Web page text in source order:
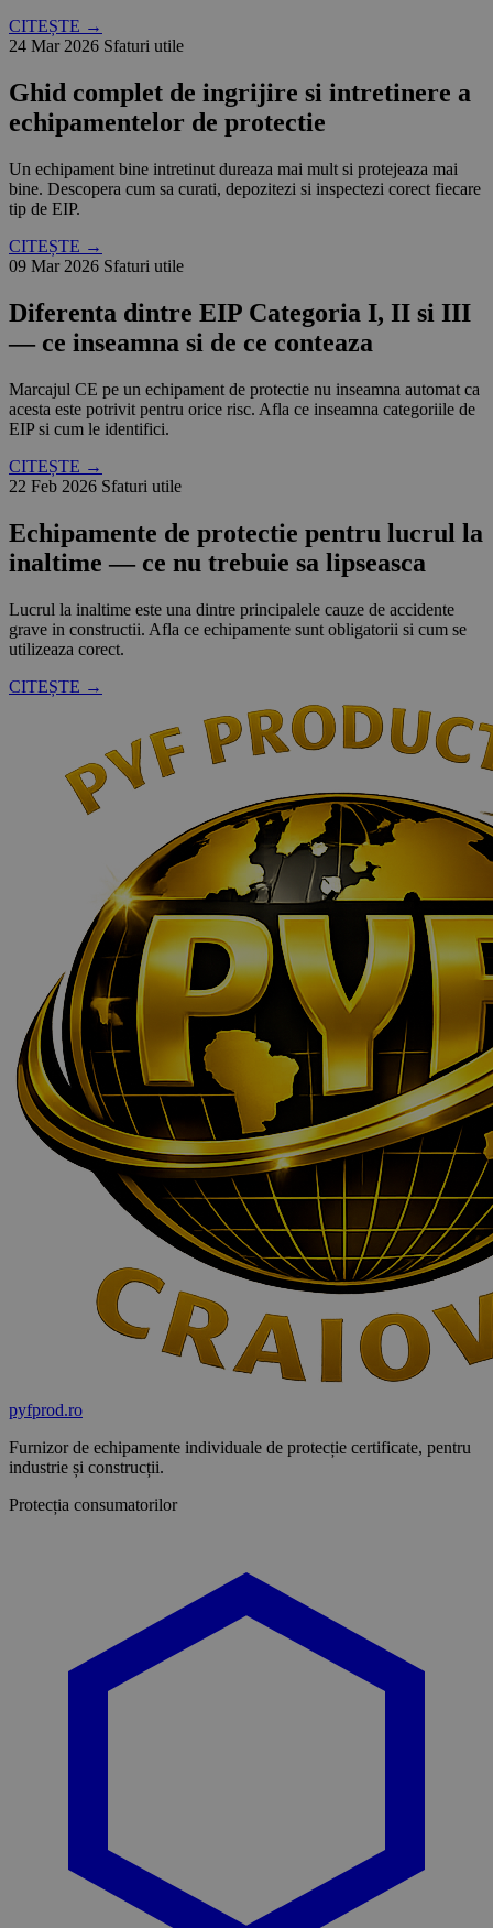
CITEȘTE →
24 Mar 2026 Sfaturi utile
Ghid complet de ingrijire si intretinere a
echipamentelor de protectie
Un echipament bine intretinut dureaza mai mult si protejeaza mai
bine. Descopera cum sa curati, depozitezi si inspectezi corect fiecare
tip de EIP.
CITEȘTE →
09 Mar 2026 Sfaturi utile
Diferenta dintre EIP Categoria I, II si III
— ce inseamna si de ce conteaza
Marcajul CE pe un echipament de protectie nu inseamna automat ca
acesta este potrivit pentru orice risc. Afla ce inseamna categoriile de
EIP si cum le identifici.
CITEȘTE →
22 Feb 2026 Sfaturi utile
Echipamente de protectie pentru lucrul la
inaltime — ce nu trebuie sa lipseasca
Lucrul la inaltime este una dintre principalele cauze de accidente
grave in constructii. Afla ce echipamente sunt obligatorii si cum se
utilizeaza corect.
CITEȘTE →
pyfprod.ro
Furnizor de echipamente individuale de protecție certificate, pentru
industrie și construcții.
Protecția consumatorilor